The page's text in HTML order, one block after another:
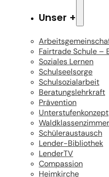
Unser +
Fairtrade Schule –
Soziales Lernen
Schulseelsorge
Schulsozialarbeit
Beratungslehrkraft
Prävention
Unterstufenkonzept
Waldklassenzimmer
Schüleraustausch
Lender-Bibliothek
LenderTV
Compassion
Heimkirche